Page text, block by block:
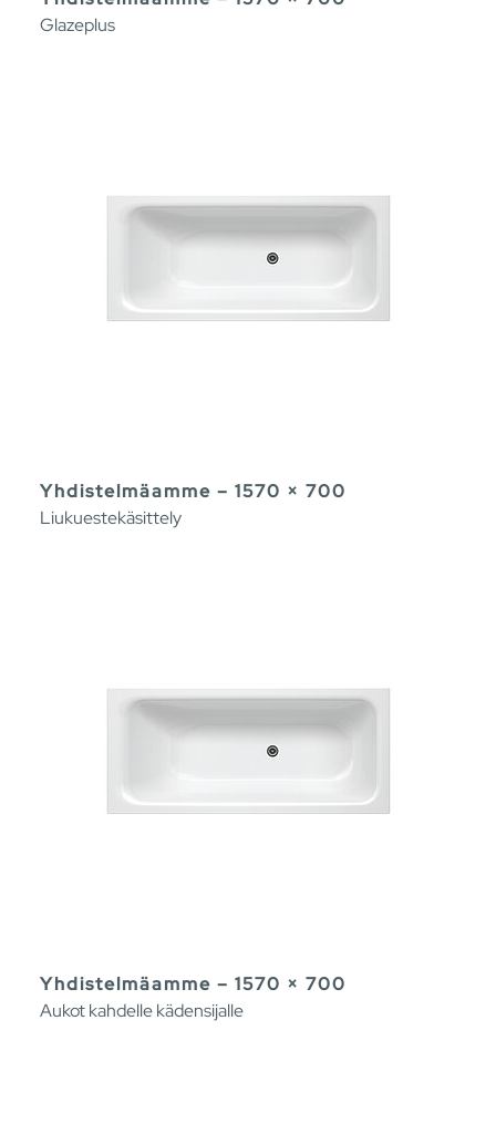
Glazeplus
Yhdistelmäamme – 1570 × 700
Liukuestekäsittely
Yhdistelmäamme – 1570 × 700
Aukot kahdelle kädensijalle